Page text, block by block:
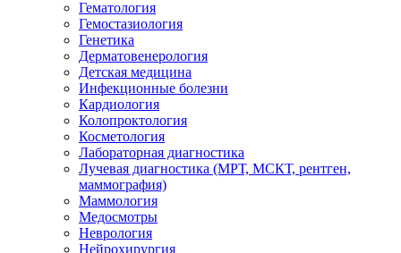
Гематология
Гемостазиология
Генетика
Дерматовенерология
Детская медицина
Инфекционные болезни
Кардиология
Колопроктология
Косметология
Лабораторная диагностика
Лучевая диагностика (МРТ, МСКТ, рентген,
маммография)
Маммология
Медосмотры
Неврология
Нейрохирургия